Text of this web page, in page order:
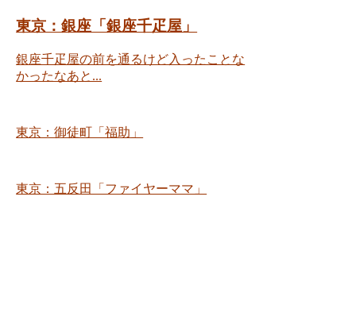
東京：銀座「銀座千疋屋」
銀座千疋屋の前を通るけど入ったことな
かったなあと...
東京：御徒町「福助」
東京：五反田「ファイヤーママ」